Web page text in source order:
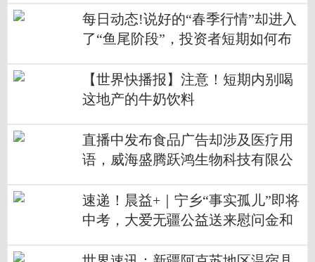
每日动态!说好的“春季行情”却进入
了“鱼尾阶段”，投资者短期如何布
【世界快播报】注意！短期内别喝
这地产的牛奶饮料
直播中发布食品广告却涉及医疗用
语，威海盛腾跃鸿生物科技有限公
速递！晨益+｜宁乡“事实孤儿”即将
中考，大爱无疆公益送来慰问金和